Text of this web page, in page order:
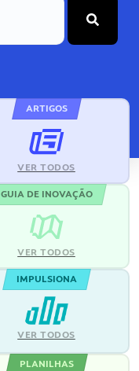
ARTIGOS
VER TODOS
GUIA DE INOVAÇÃO
VER TODOS
IMPULSIONA
VER TODOS
PLANILHAS